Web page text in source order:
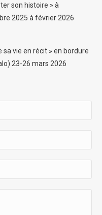
son histoire » à
2025 à février 2026
vie en récit » en bordure
23-26 mars 2026